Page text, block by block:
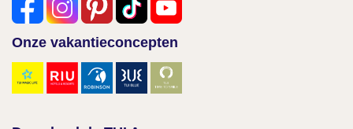
Onze vakantieconcepten